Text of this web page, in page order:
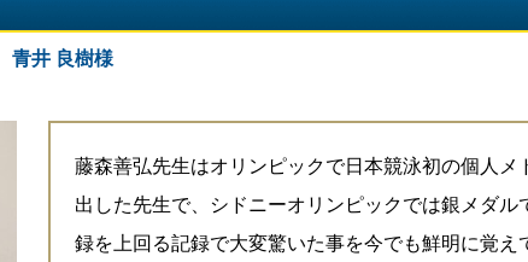
青井 良樹様
藤森善弘先生はオリンピックで日本競泳初の個人メ
出した先生で、シドニーオリンピックでは銀メダル
録を上回る記録で大変驚いた事を今でも鮮明に覚え